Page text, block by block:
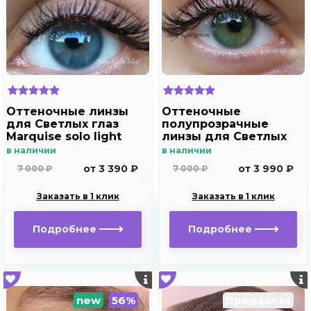
Оттеночные линзы
для Светлых глаз
Marquise solo light
blue для
близорукости
в наличии
7 000 ₽
от 3 390 ₽
Заказать в 1 клик
Подробнее
Оттеночные
полупрозрачные
линзы для Светлых
глаз Marquise solo
дальнозоркости и
в наличии
7 000 ₽
от 3 990 ₽
Заказать в 1 клик
Подробнее
new 56%